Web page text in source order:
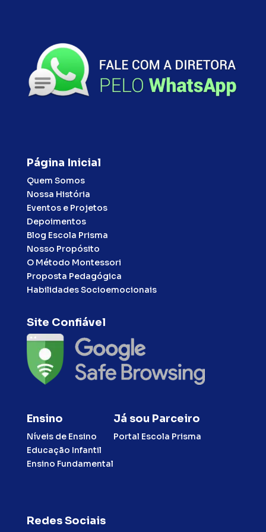
Página Inicial
Quem Somos
Nossa História
Eventos e Projetos
Depoimentos
Blog Escola Prisma
Nosso Propósito
O Método Montessori
Proposta Pedagógica
Habilidades Socioemocionais
Site Confiável
Ensino
Níveis de Ensino
Educação Infantil
Ensino Fundamental
Já sou Parceiro
Portal Escola Prisma
Redes Sociais